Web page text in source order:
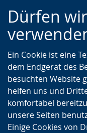
Dürfen
Ein Cookie ist eine
dem Endgerät des
besuchten Website
helfen uns und
komfortabel
unsere Seiten
Einige Cookies von